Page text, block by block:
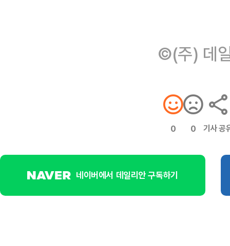
©(주) 데
0 0 기사 공
네이버에서 데일리안 구독하기